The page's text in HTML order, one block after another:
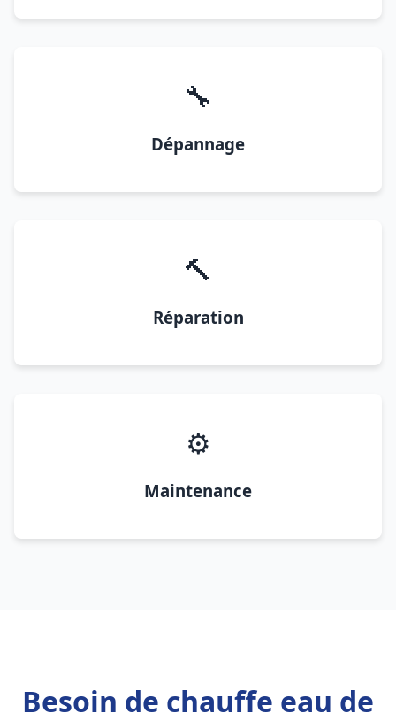
🔧
Dépannage
🔨
Réparation
⚙️
Maintenance
Besoin de chauffe eau de